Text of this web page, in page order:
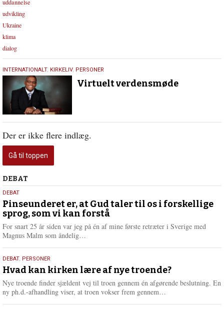
uddannelse
udvikling
Ukraine
klima
dialog
24.
juli
2020
INTERNATIONALT, KIRKELIV, PERSONER
Virtuelt verdensmøde
Der er ikke flere indlæg.
Gå til toppen
Debat
DEBAT
5.
august
2026
DEBAT
Pinseunderet er, at Gud taler til os i forskellige
sprog, som vi kan forstå
For snart 25 år siden var jeg på én af mine første retræter i Sverige med
Magnus Malm som åndelig…
e
r
e
25.
juli
2026
DEBAT, PERSONER
Hvad kan kirken lære af nye troende?
Nye troende finder sjældent vej til troen gennem én afgørende beslutning. En
ny ph.d.-afhandling viser, at troen vokser frem gennem…